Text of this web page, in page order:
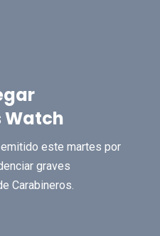
Watch
este martes por
graves
Carabineros.